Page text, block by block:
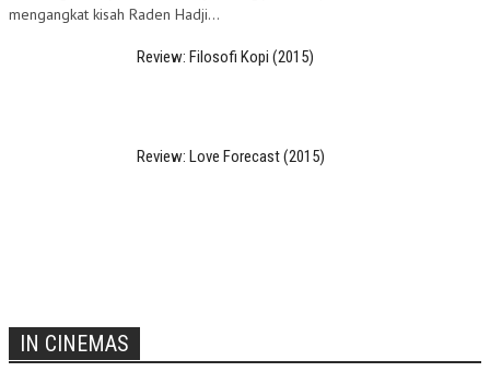
mengangkat kisah Raden Hadji...
Review: Filosofi Kopi (2015)
Review: Love Forecast (2015)
IN CINEMAS